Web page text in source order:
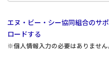
エヌ・ビー・シー協同組合のサ
ロードする
※個人情報入力の必要はありません